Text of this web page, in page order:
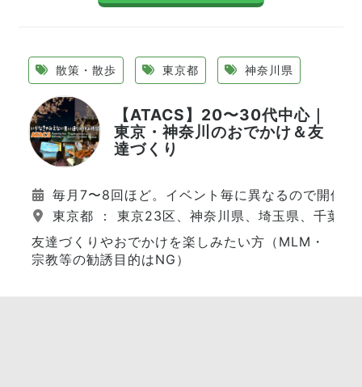
散策・散歩 東京都 神奈川県
【ATACS】20〜30代中心｜
東京・神奈川のおでかけ＆友
達づくり
毎月7〜8回ほど。イベント毎に異なるので開催
東京都 ： 東京23区、神奈川県、埼玉県、千葉県
友達づくりやおでかけを楽しみたい方（MLM・
宗教等の勧誘目的はNG）